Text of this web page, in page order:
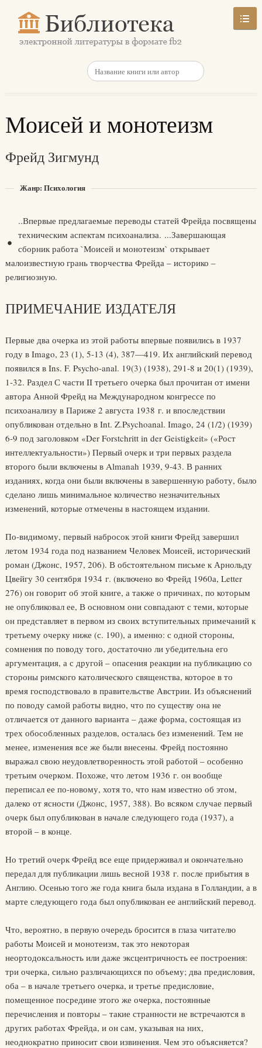
Моисей и монотеизм
Фрейд Зигмунд
Жанр: Психология
. ..Впервые предлагаемые переводы статей Фрейда посвящены
техническим аспектам психоанализа. ...Завершающая
сборник работа `Моисей и монотеизм` открывает
малоизвестную грань творчества Фрейда – историко –
религиозную.
ПРИМЕЧАНИЕ ИЗДАТЕЛЯ
Первые два очерка из этой работы впервые появились в 1937
году в Imago, 23 (1), 5-13 (4), 387—419. Их английский перевод
появился в Ins. F. Psycho-anal. 19(3) (1938), 291-8 и 20(1) (1939),
1-32. Раздел С части II третьего очерка был прочитан от имени
автора Анной Фрейд на Международном конгрессе по
психоанализу в Париже 2 августа 1938 г. и впоследствии
опубликован отдельно в Int. Z.Psychoanal. Imago, 24 (1/2) (1939)
6-9 под заголовком «Der Forstchritt in der Geistigkeit» («Рост
интеллектуальности») Первый очерк и три первых раздела
второго были включены в Almanah 1939, 9-43. В ранних
изданиях, когда они были включены в завершенную работу, было
сделано лишь минимальное количество незначительных
изменений, которые отмечены в настоящем издании.
По-видимому, первый набросок этой книги Фрейд завершил
летом 1934 года под названием Человек Моисей, исторический
роман (Джонс, 1957, 206). В обстоятельном письме к Арнольду
Цвейгу 30 сентября 1934 г. (включено во Фрейд 1960а, Letter
276) он говорит об этой книге, а также о причинах, по которым
не опубликовал ее, В основном они совпадают с теми, которые
он представляет в первом из своих вступительных примечаний к
третьему очерку ниже (с. 190), а именно: с одной стороны,
сомнения по поводу того, достаточно ли убедительна его
аргументация, а с другой – опасения реакции на публикацию со
стороны римского католического священства, которое в то
время господствовало в правительстве Австрии. Из объяснений
по поводу самой работы видно, что по существу она не
отличается от данного варианта – даже форма, состоящая из
трех обособленных разделов, осталась без изменений. Тем не
менее, изменения все же были внесены. Фрейд постоянно
выражал свою неудовлетворенность этой работой – особенно
третьим очерком. Похоже, что летом 1936 г. он вообще
переписал ее по-новому, хотя то, что нам известно об этом,
далеко от ясности (Джонс, 1957, 388). Во всяком случае первый
очерк был опубликован в начале следующего года (1937), а
второй – в конце.
Но третий очерк Фрейд все еще придерживал и окончательно
передал для публикации лишь весной 1938 г. после прибытия в
Англию. Осенью того же года книга была издана в Голландии, а в
марте следующего года был опубликован ее английский перевод.
Что, вероятно, в первую очередь бросится в глаза читателю
работы Моисей и монотеизм, так это некоторая
неортодоксальность или даже эксцентричность ее построения:
три очерка, сильно различающихся по объему; два предисловия,
оба – в начале третьего очерка, и третье предисловие,
помещенное посредине этого же очерка, постоянные
перечисления и повторы – такие странности не встречаются в
других работах Фрейда, и он сам, указывая на них,
неоднократно приносит свои извинения. Чем это объясняется?